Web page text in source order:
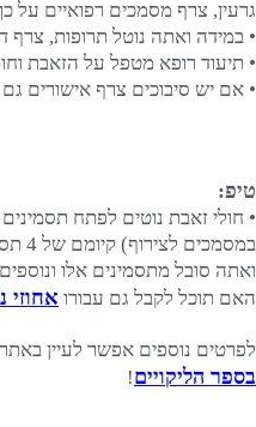
גרעין, צרף מסמכים רפואיים על
• במידה ואתה נוטל תרופות, צרף
• תיעוד רופא מטפל על הזאבת
• אם יש סיבוכים צרף אישורים
טיפ:
ואתה סובל מתסמינים אלו
האם תוכל לקבל גם עבורו אחוזי
לפרטים נוספים אפשר לעיין באתר
בספר הליקויים!